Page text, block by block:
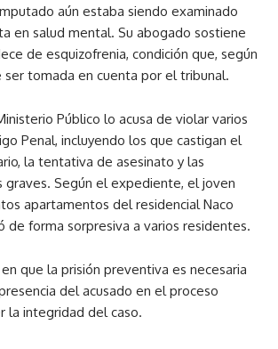
aún estaba siendo examinado
en salud mental. Su abogado sostiene
de esquizofrenia, condición que, según
ser tomada en cuenta por el tribunal.
Público lo acusa de violar varios
Penal, incluyendo los que castigan el
la tentativa de asesinato y las
graves. Según el expediente, el joven
apartamentos del residencial Naco
de forma sorpresiva a varios residentes.
en que la prisión preventiva es necesaria
del acusado en el proceso
la integridad del caso.